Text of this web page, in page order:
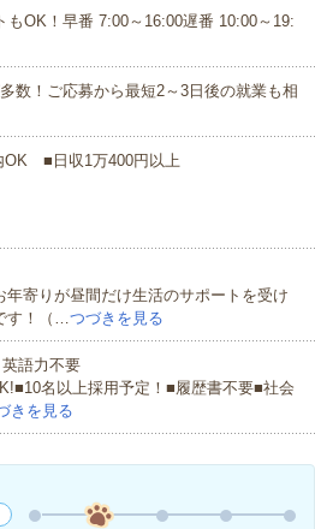
OK！早番 7:00～16:00遅番 10:00～19:
数！ご応募から最短2～3日後の就業も相
■日収1万400円以上
寄りが昼間だけ生活のサポートを受け
す！（…つづきを見る
語力不要
名以上採用予定！■履歴書不要■社会
きを見る